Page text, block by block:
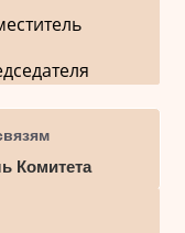
Комитета